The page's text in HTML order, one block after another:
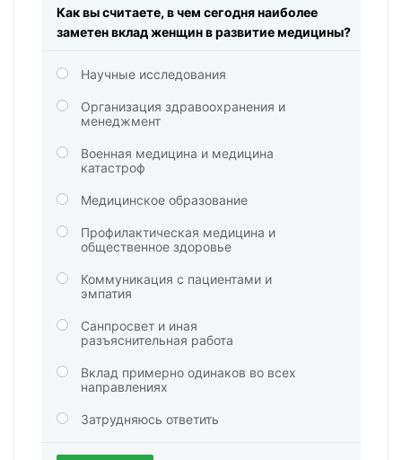
Как вы считаете, в чем сегодня наиболее
заметен вклад женщин в развитие медицины?
Научные исследования
Организация здравоохранения и
менеджмент
Военная медицина и медицина
катастроф
Медицинское образование
Профилактическая медицина и
общественное здоровье
Коммуникация с пациентами и
эмпатия
Санпросвет и иная
разъяснительная работа
Вклад примерно одинаков во всех
направлениях
Затрудняюсь ответить